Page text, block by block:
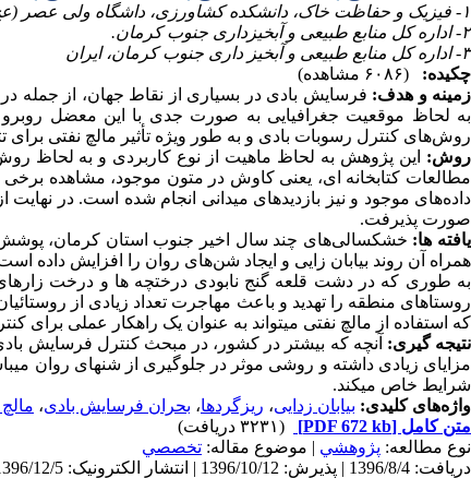
۱- فیزیک و حفاظت خاک، دانشکده کشاورزی، داشگاه ولی عصر (عج)، رفسنجان، ایران
۲- ‎اداره کل منابع طبیعی و آبخیزداری جنوب کرمان.
۳- اداره کل منابع طبیعی و آبخیز داری جنوب کرمان، ایران
چکیده:
(۶۰۸۶ مشاهده)
زمینه و هدف: فرسایش بادی در بسیاری از نقاط جهان، از جمله
به لحاظ موقعیت جغرافیایی به صورت جدی با این معضل
روش‌های کنترل رسوبات بادی و به طور ویژه تأثیر مالچ نفتی برای
روش: این پژوهش به لحاظ ماهیت از نوع کاربردی و به لحاظ
مطالعات کتابخانه­ ای، یعنی کاوش در متون موجود، مشاهده برخی
داده‌های موجود و نیز بازدیدهای میدانی انجام شده است. در نهایت
صورت پذیرفت.
یافته ­ها: خشکسالی‌­های چند سال اخیر جنوب استان کرمان، پوشش
همراه آن روند بیابان­ زایی و ایجاد شن‌های روان را افزایش
به­ طوری­ که دردشت قلعه ‌گنج نابودی درختچه­ ها و درخت­
روستاهای منطقه را تهدید و باعث مهاجرت تعداد زیادی از
که استفاده از مالچ نفتی می­تواند به عنوان یک راهکار عملی
نتیجه گیری: آن­چه که بیشتر در کشور، در مبحث کنترل فرسایش
مزایای زیادی داشته و روشی موثر در جلوگیری از شن­های روان
شرایط خاص می­کند.
واژه‌های کلیدی: بیابان زدایی، ریزگردها، بحران فرسایش بادی،
متن کامل [PDF 672 kb]
(۳۲۳۱ دریافت)
نوع مطالعه: پژوهشي | موضوع مقاله: تخصصي
دریافت: 1396/8/4 | پذیرش: 1396/10/12 | انتشار الکترونیک: 1396/12/5